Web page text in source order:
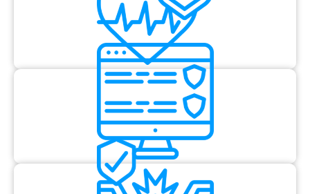
SAÚDE
SAIBA MAIS
RAMOS ELEMENTARES